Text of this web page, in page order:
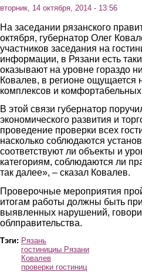
вторник, 14 октября, 2014 - 13:56
На заседании рязанского
октября, губернатор Олег
участников заседания на
информации, в Рязани есть
оказывают на уровне гораздо
Ковалев, в регионе ощущается
комплексов и комфортабельных
В этой связи губернатор
экономического развития и
проведение проверки всех
насколько соблюдаются
соответствуют ли объекты и
категориям, соблюдаются ли
так далее», – сказал Ковалев.
Проверочные мероприятия
итогам работы должны быть
выявленных нарушений,
облправительства.
Тэги: Рязань
гостинициы Рязани
Ковалев
проверки гостиниц